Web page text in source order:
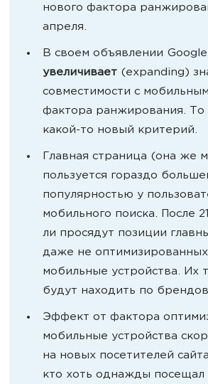
нового фактора
апреля.
В своем объявлении
увеличивает (expanding)
совместимости с
фактора ранжирования. То
какой-то новый критерий.
Главная страница (она же
пользуется гораздо
популярностью у
мобильного поиска. После
ли просядут позиции
даже не
мобильные устройства. Их
будут находить по
Эффект от фактора
мобильные устройства
на новых посетителей
кто хоть однажды посещал